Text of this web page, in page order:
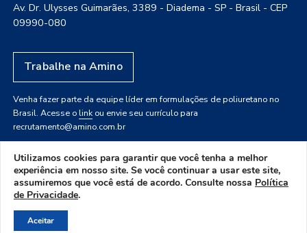
Av. Dr. Ulysses Guimarães, 3389 - Diadema - SP - Brasil - CEP
09990-080
Trabalhe na Amino
Venha fazer parte da equipe líder em formulações de poliuretano no
Brasil. Acesse olink ou envie seu currículo para
recrutamento@amino.com.br
Utilizamos cookies para garantir que você tenha a melhor
experiência em nosso site. Se você continuar a usar este site,
assumiremos que você está de acordo. Consulte nossa Política
de Privacidade.
Aceitar